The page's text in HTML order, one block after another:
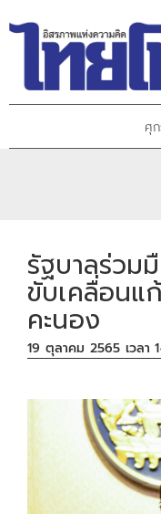
ศุ
รัฐบาลร่วม
ขับเคลื่อน
คะนอง
19 ตุลาคม 2565 เวลา